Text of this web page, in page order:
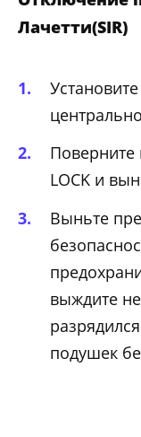
Лачетти(SIR)
LOCK и
Выньте
выждите
подушек